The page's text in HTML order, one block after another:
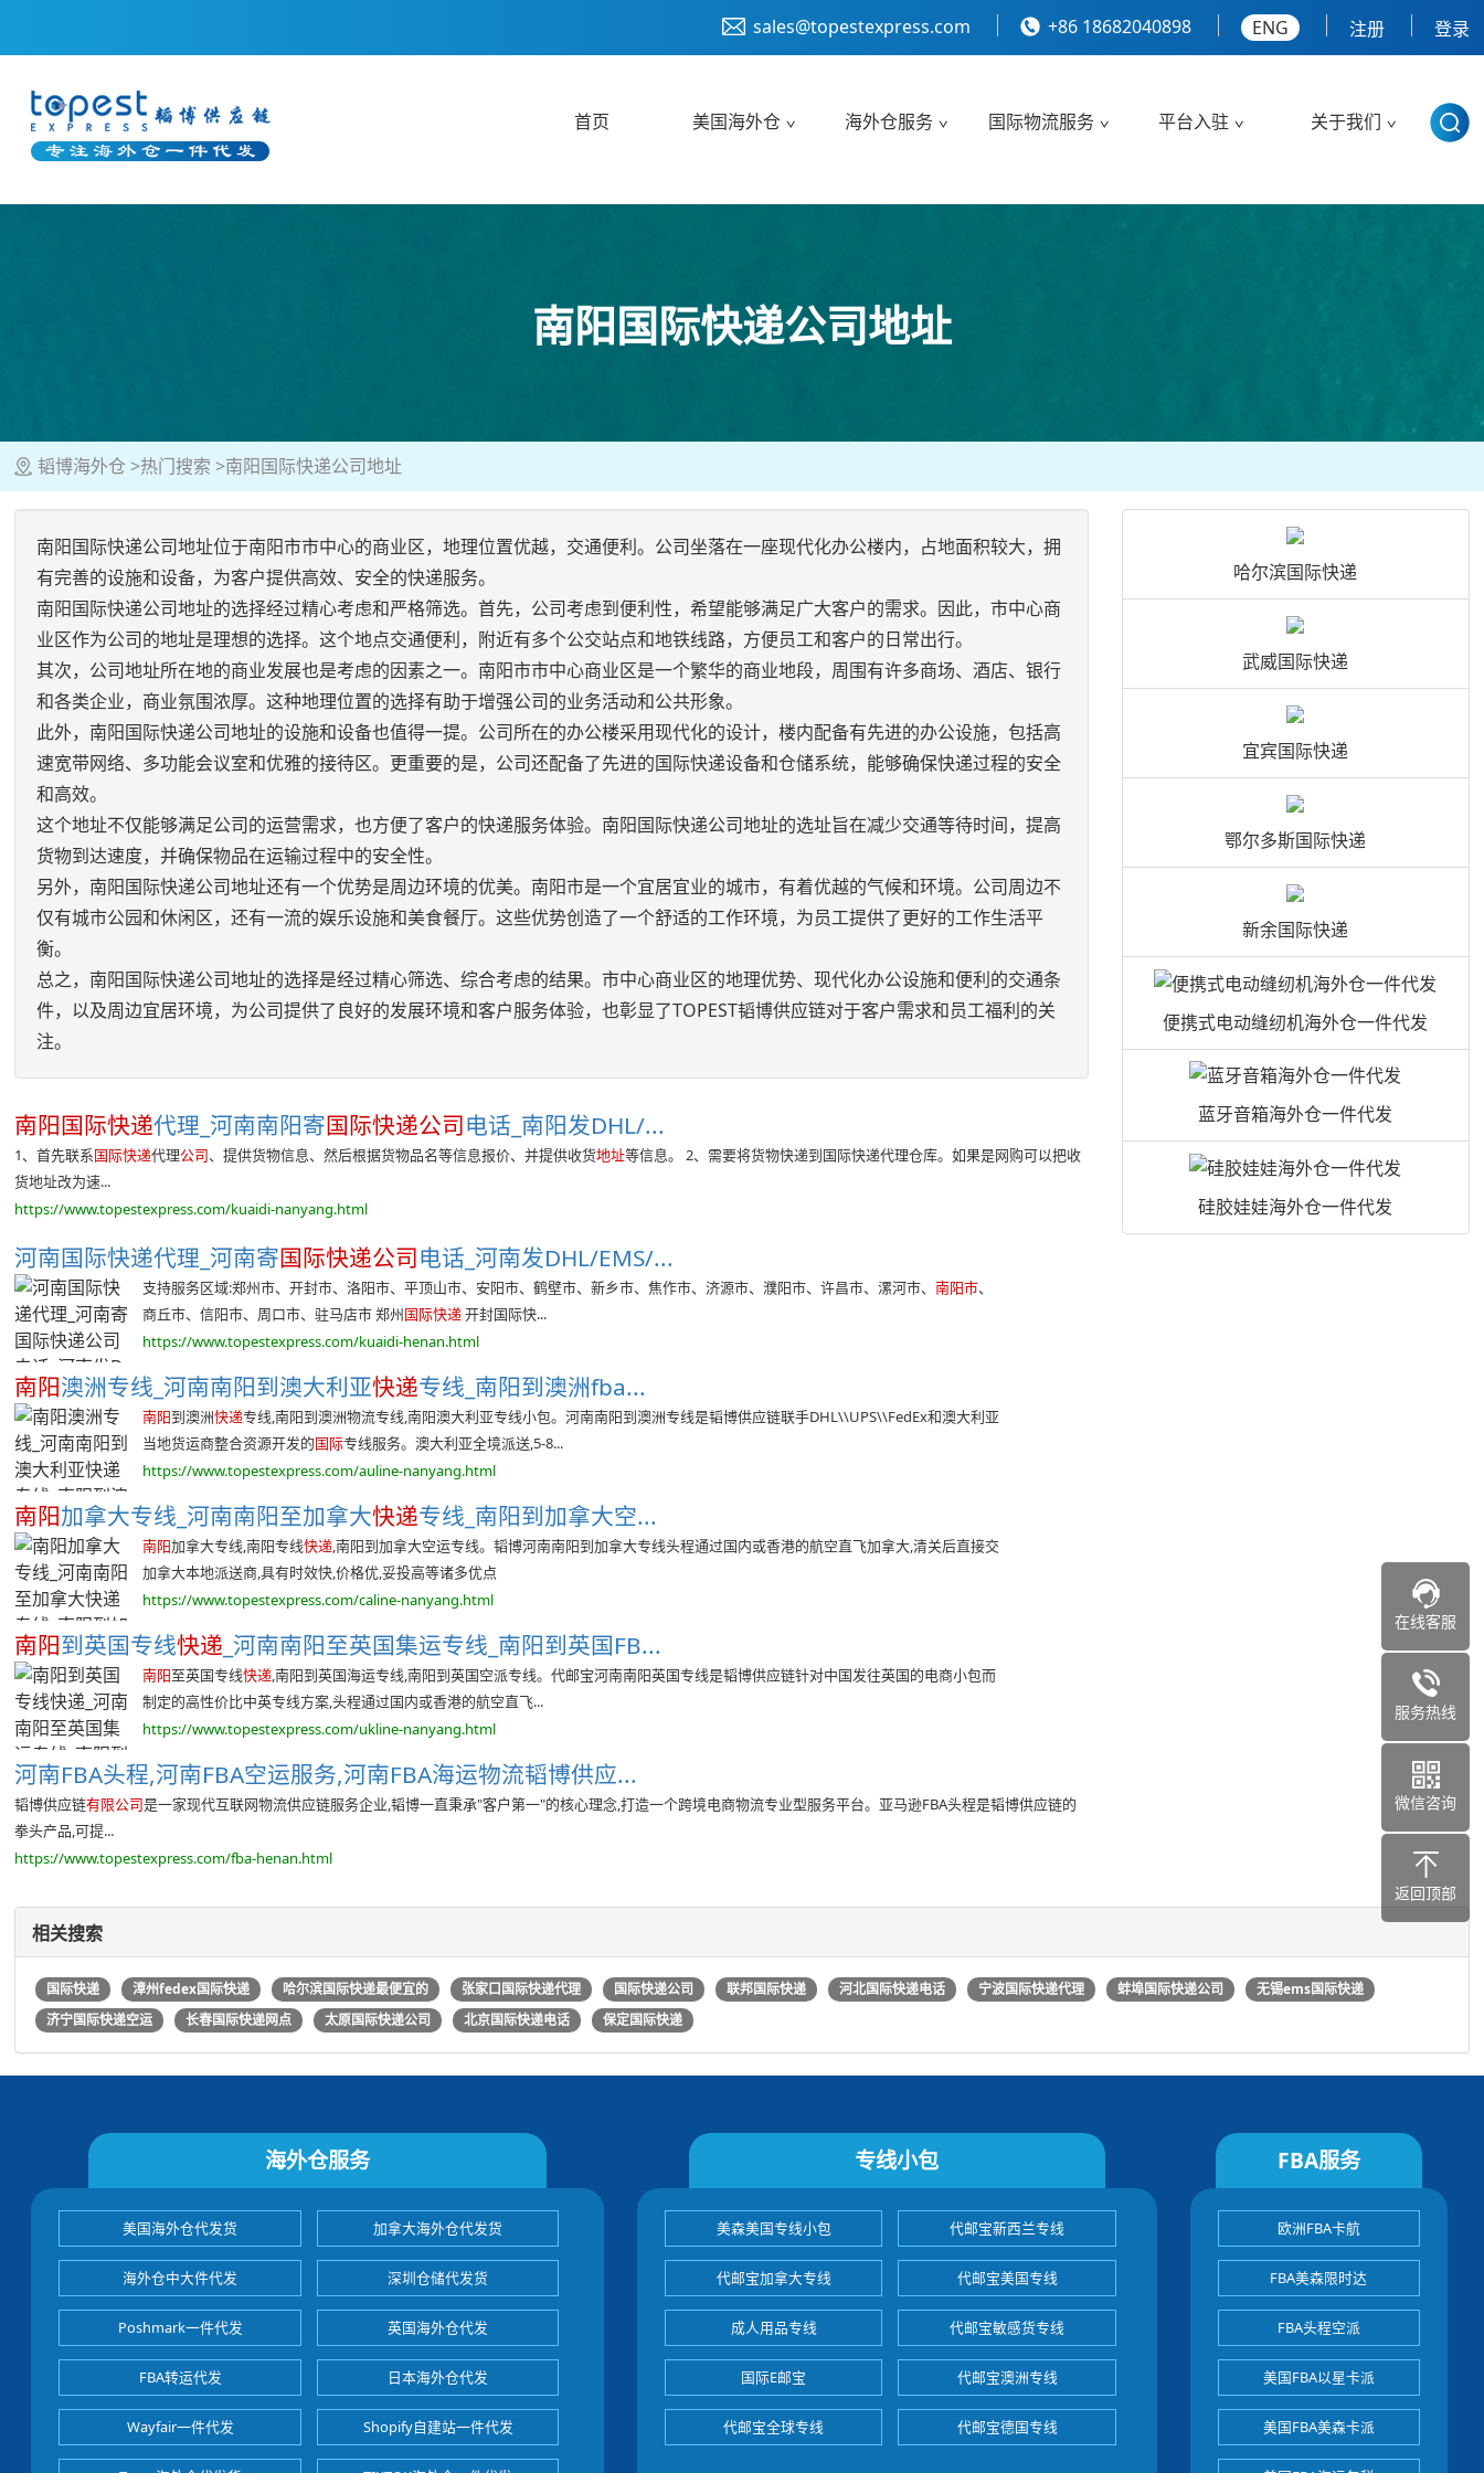
sales@topestexpress.com +86 18682040898 ENG 注册 登录
首页 美国海外仓 海外仓服务 国际物流服务 平台入驻 关于我们
南阳国际快递公司地址
韬博海外仓 热门搜索 南阳国际快递公司地址
南阳国际快递公司地址位于南阳市市中心的商业区，地理位置优越，交通便利。公司坐落在一座现代化办公楼内，占地面积较大，拥
有完善的设施和设备，为客户提供高效、安全的快递服务。
南阳国际快递公司地址的选择经过精心考虑和严格筛选。首先，公司考虑到便利性，希望能够满足广大客户的需求。因此，市中心商
业区作为公司的地址是理想的选择。这个地点交通便利，附近有多个公交站点和地铁线路，方便员工和客户的日常出行。
其次，公司地址所在地的商业发展也是考虑的因素之一。南阳市市中心商业区是一个繁华的商业地段，周围有许多商场、酒店、银行
和各类企业，商业氛围浓厚。这种地理位置的选择有助于增强公司的业务活动和公共形象。
此外，南阳国际快递公司地址的设施和设备也值得一提。公司所在的办公楼采用现代化的设计，楼内配备有先进的办公设施，包括高
速宽带网络、多功能会议室和优雅的接待区。更重要的是，公司还配备了先进的国际快递设备和仓储系统，能够确保快递过程的安全
和高效。
这个地址不仅能够满足公司的运营需求，也方便了客户的快递服务体验。南阳国际快递公司地址的选址旨在减少交通等待时间，提高
货物到达速度，并确保物品在运输过程中的安全性。
另外，南阳国际快递公司地址还有一个优势是周边环境的优美。南阳市是一个宜居宜业的城市，有着优越的气候和环境。公司周边不
仅有城市公园和休闲区，还有一流的娱乐设施和美食餐厅。这些优势创造了一个舒适的工作环境，为员工提供了更好的工作生活平
衡。
总之，南阳国际快递公司地址的选择是经过精心筛选、综合考虑的结果。市中心商业区的地理优势、现代化办公设施和便利的交通条
件，以及周边宜居环境，为公司提供了良好的发展环境和客户服务体验，也彰显了TOPEST韬博供应链对于客户需求和员工福利的关
注。
南阳国际快递代理_河南南阳寄国际快递公司电话_南阳发DHL/...
1、首先联系国际快递代理公司、提供货物信息、然后根据货物品名等信息报价、并提供收货地址等信息。 2、需要将货物快递到国际快递代理仓库。如果是网购可以把收
货地址改为速...
https://www.topestexpress.com/kuaidi-nanyang.html
河南国际快递代理_河南寄国际快递公司电话_河南发DHL/EMS/...
支持服务区域:郑州市、开封市、洛阳市、平顶山市、安阳市、鹤壁市、新乡市、焦作市、济源市、濮阳市、许昌市、漯河市、南阳市、
商丘市、信阳市、周口市、驻马店市 郑州国际快递 开封国际快...
https://www.topestexpress.com/kuaidi-henan.html
南阳澳洲专线_河南南阳到澳大利亚快递专线_南阳到澳洲fba...
南阳到澳洲快递专线,南阳到澳洲物流专线,南阳澳大利亚专线小包。河南南阳到澳洲专线是韬博供应链联手DHL\\UPS\\FedEx和澳大利亚
当地货运商整合资源开发的国际专线服务。澳大利亚全境派送,5-8...
https://www.topestexpress.com/auline-nanyang.html
南阳加拿大专线_河南南阳至加拿大快递专线_南阳到加拿大空...
南阳加拿大专线,南阳专线快递,南阳到加拿大空运专线。韬博河南南阳到加拿大专线头程通过国内或香港的航空直飞加拿大,清关后直接交
加拿大本地派送商,具有时效快,价格优,妥投高等诸多优点
https://www.topestexpress.com/caline-nanyang.html
南阳到英国专线快递 _河南南阳至英国集运专线_南阳到英国FB...
南阳至英国专线快递,南阳到英国海运专线,南阳到英国空派专线。代邮宝河南南阳英国专线是韬博供应链针对中国发往英国的电商小包而
制定的高性价比中英专线方案,头程通过国内或香港的航空直飞...
https://www.topestexpress.com/ukline-nanyang.html
河南FBA头程,河南FBA空运服务,河南FBA海运物流韬博供应...
韬博供应链有限公司是一家现代互联网物流供应链服务企业,韬博一直秉承"客户第一"的核心理念,打造一个跨境电商物流专业型服务平台。亚马逊FBA头程是韬博供应链的
拳头产品,可提...
https://www.topestexpress.com/fba-henan.html
哈尔滨国际快递
武威国际快递
宜宾国际快递
鄂尔多斯国际快递
新余国际快递
便携式电动缝纫机海外仓一件代发
蓝牙音箱海外仓一件代发
硅胶娃娃海外仓一件代发
相关搜索
国际快递 漳州fedex国际快递 哈尔滨国际快递最便宜的 张家口国际快递代理 国际快递公司 联邦国际快递 河北国际快递电话 宁波国际快递代理 蚌埠国际快递公司
无锡ems国际快递
济宁国际快递空运
长春国际快递网点 太原国际快递公司 北京国际快递电话 保定国际快递
海外仓服务
美国海外仓代发货 加拿大海外仓代发货
海外仓中大件代发 深圳仓储代发货
Poshmark一件代发 英国海外仓代发
FBA转运代发 日本海外仓代发
Wayfair一件代发 Shopify自建站一件代发
专线小包
美森美国专线小包 代邮宝新西兰专线
代邮宝加拿大专线 代邮宝美国专线
成人用品专线 代邮宝敏感货专线
国际E邮宝 代邮宝澳洲专线
代邮宝全球专线 代邮宝德国专线
FBA服务
欧洲FBA卡航
FBA美森限时达
FBA头程空派
美国FBA以星卡派
美国FBA美森卡派
在线客服
服务热线
微信咨询
返回顶部